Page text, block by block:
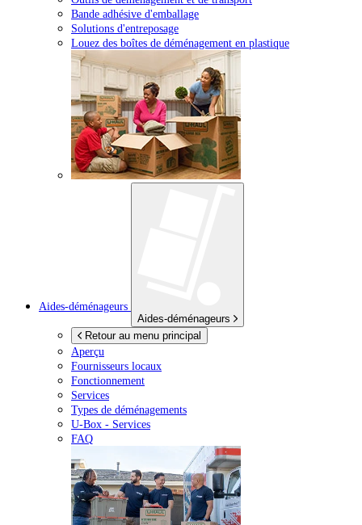
Bande adhésive d'emballage
Solutions d'entreposage
Louez des boîtes de déménagement en plastique
Aides-déménageurs
Aides-déménageurs
Retour au menu principal
Aperçu
Fournisseurs locaux
Fonctionnement
Services
Types de déménagements
U-Box - Services
FAQ